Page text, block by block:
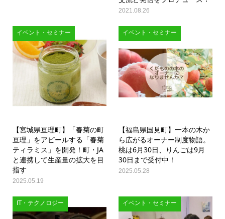
2021.08.26
イベント・セミナー
【宮城県亘理町】「春菊の町
亘理」をアピールする「春菊
ティラミス」を開発！町・JA
と連携して生産量の拡大を目
指す
2025.05.19
イベント・セミナー
【福島県国見町】一本の木か
ら広がるオーナー制度物語。
桃は6月30日、りんごは9月
30日まで受付中！
2025.05.28
IT・テクノロジー イベント・セミナー